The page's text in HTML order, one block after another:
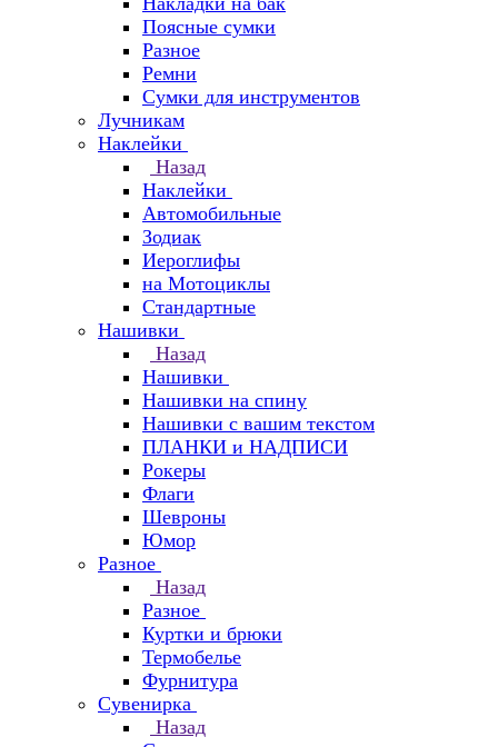
Поясные сумки
Разное
Ремни
Сумки для инструментов
Лучникам
Наклейки
Назад
Наклейки
Автомобильные
Зодиак
Иероглифы
на Мотоциклы
Стандартные
Нашивки
Назад
Нашивки
Нашивки на спину
Нашивки с вашим текстом
ПЛАНКИ и НАДПИСИ
Рокеры
Флаги
Шевроны
Юмор
Разное
Назад
Разное
Куртки и брюки
Термобелье
Фурнитура
Сувенирка
Назад